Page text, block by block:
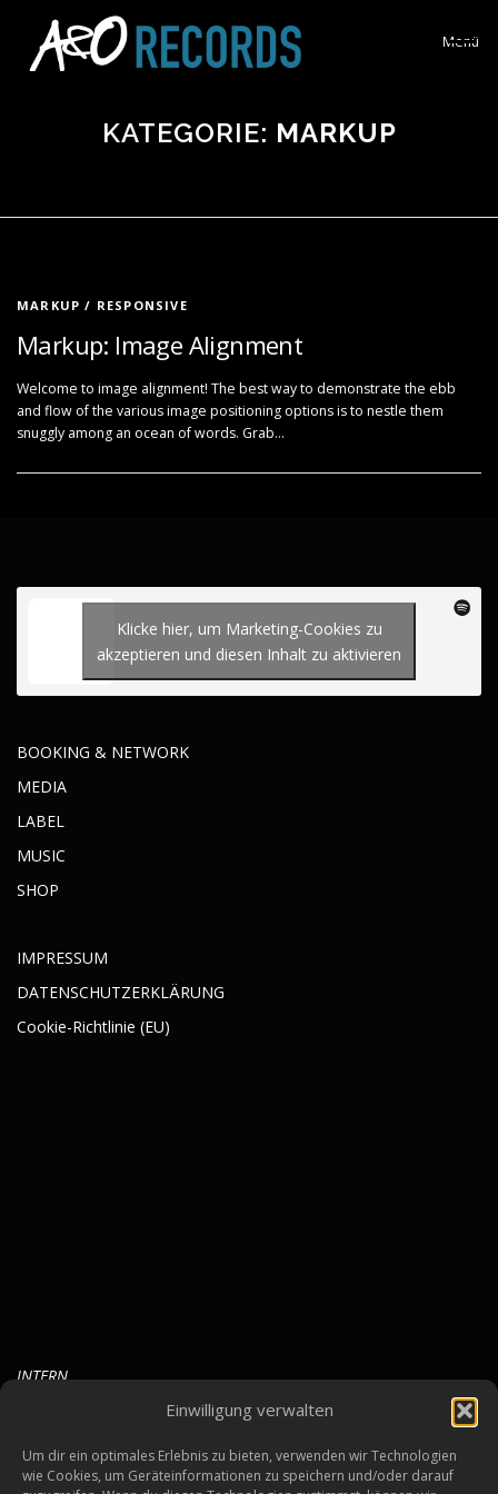
Einwilligung verwalten
Um dir ein optimales Erlebnis zu bieten, verwenden wir Technologien
wie Cookies, um Geräteinformationen zu speichern und/oder darauf
springen
Menü
KREATIVBEREICH AKTUELL BOOKING
KATEGORIE: MARKUP
MARKUP / RESPONSIVE
Markup: Image Alignment
Welcome to image alignment! The best way to demonstrate the ebb
and flow of the various image positioning options is to nestle them
snuggly among an ocean of words. Grab…
Klicke hier, um Marketing-Cookies zu
akzeptieren und diesen Inhalt zu aktivieren
BOOKING & NETWORK
MEDIA
LABEL
MUSIC
SHOP
IMPRESSUM
DATENSCHUTZERKLÄRUNG
Cookie-Richtlinie (EU)
INTERN